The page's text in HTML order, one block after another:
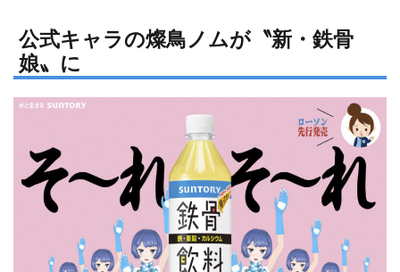
e
c
e
b
o
k
公式キャラの燦鳥ノムが〝新・鉄骨
娘〟に